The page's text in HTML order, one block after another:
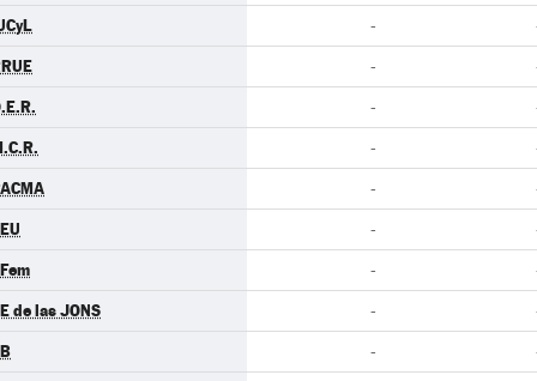
-
-
-
-
-
-
-
de las JONS -
-